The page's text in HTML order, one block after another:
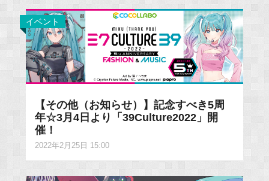
イベント
【その他（お知らせ）】記念すべき5周
年☆3月4日より「39Culture2022」開
催！
2022年2月25日 15:00